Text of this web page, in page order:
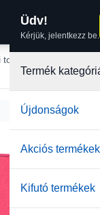
Üdv!
Kérjük, jelentkezz be.
Termék
Újdonságok
Akciós termékek
Kifutó termékek